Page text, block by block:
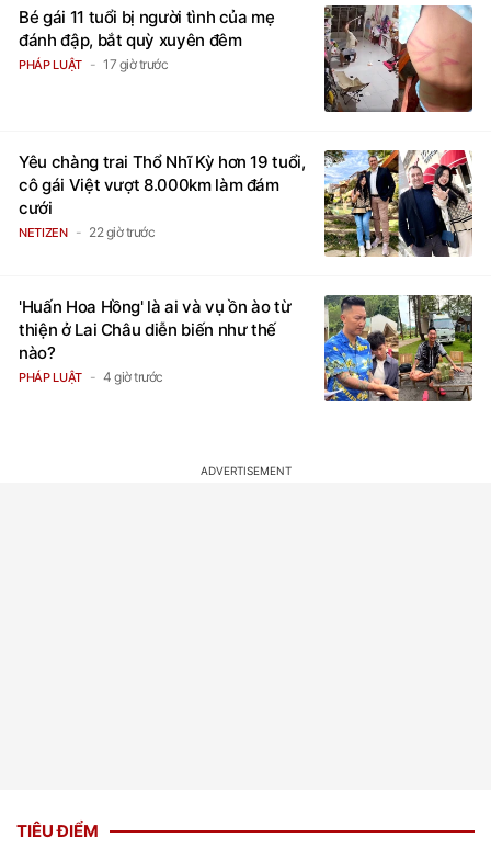
Bé gái 11 tuổi bị người tình của mẹ
đánh đập, bắt quỳ xuyên đêm
PHÁP LUẬT 17 giờ trước
Yêu chàng trai Thổ Nhĩ Kỳ hơn 19 tuổi,
cô gái Việt vượt 8.000km làm đám
cưới
NETIZEN 22 giờ trước
'Huấn Hoa Hồng' là ai và vụ ồn ào từ
thiện ở Lai Châu diễn biến như thế
nào?
PHÁP LUẬT 4 giờ trước
TIÊU ĐIỂM